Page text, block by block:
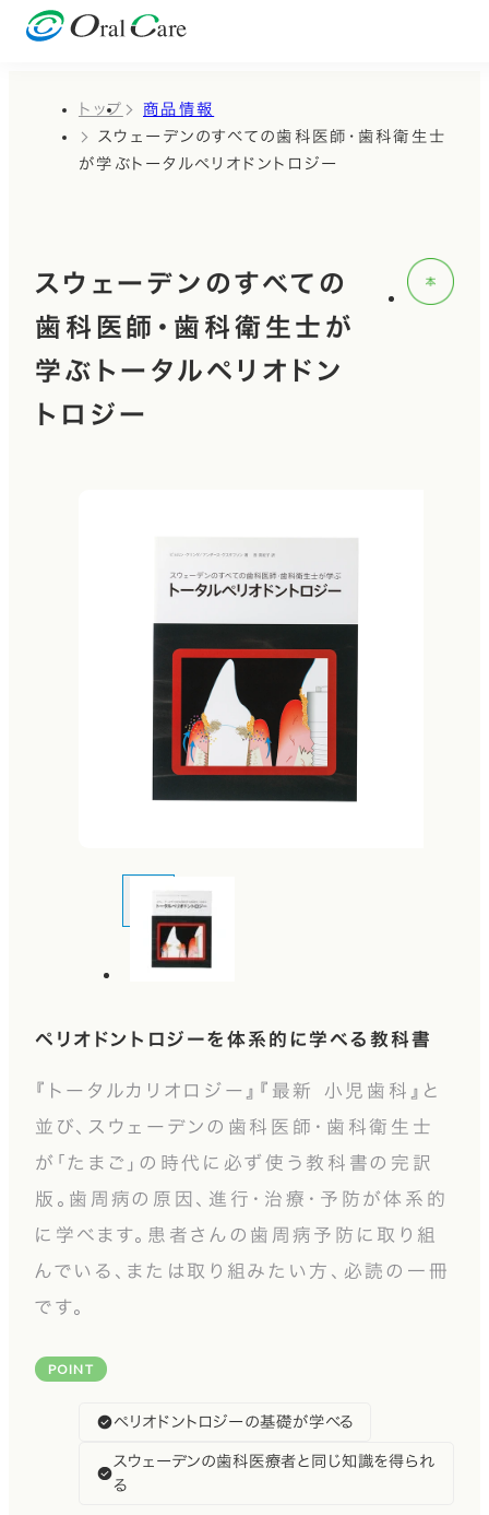
トップ
商品情報
スウェーデンのすべての歯科医師・歯科衛生士
が学ぶトータルペリオドントロジー
スウェーデンのすべての
歯科医師・歯科衛生士が
学ぶトータルペリオドン
トロジー
ペリオドントロジーを体系的に学べる教科書
『トータルカリオロジー』『最新 小児歯科』と
並び、スウェーデンの歯科医師・歯科衛生士
が「たまご」の時代に必ず使う教科書の完訳
版。歯周病の原因、進行・治療・予防が体系的
に学べます。患者さんの歯周病予防に取り組
んでいる、または取り組みたい方、必読の一冊
です。
POINT
ペリオドントロジーの基礎が学べる
スウェーデンの歯科医療者と同じ知識を得られ
る